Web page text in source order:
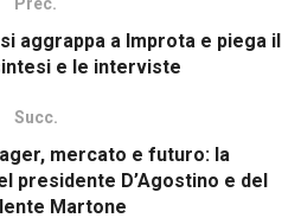
aggrappa a Improta e piega il
e le interviste
Succ.
mercato e futuro: la
presidente D’Agostino e del
Martone